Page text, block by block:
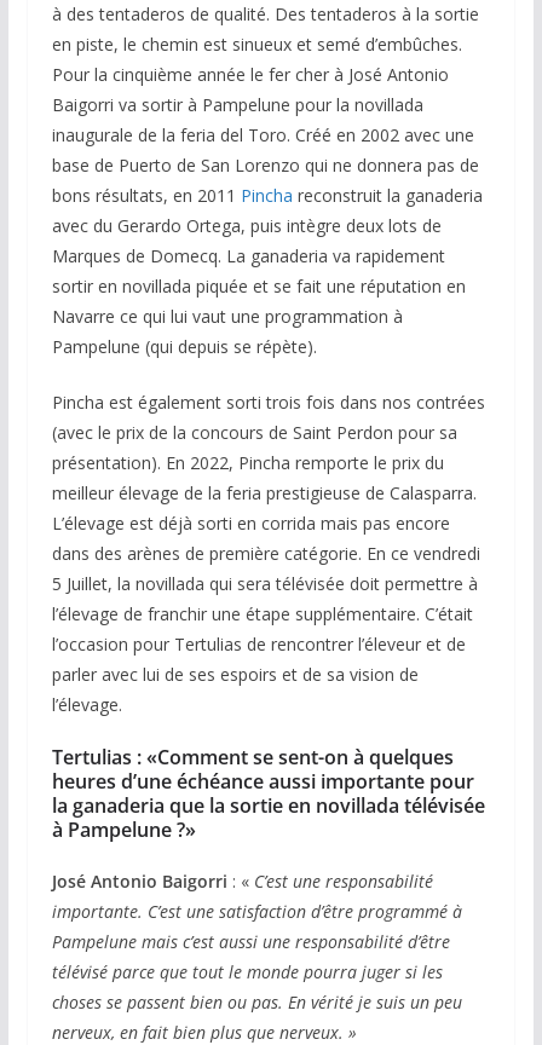
à des tentaderos de qualité. Des tentaderos à la sortie
en piste, le chemin est sinueux et semé d’embûches.
Pour la cinquième année le fer cher à José Antonio
Baigorri va sortir à Pampelune pour la novillada
inaugurale de la feria del Toro. Créé en 2002 avec une
base de Puerto de San Lorenzo qui ne donnera pas de
bons résultats, en 2011 Pincha reconstruit la ganaderia
avec du Gerardo Ortega, puis intègre deux lots de
Marques de Domecq. La ganaderia va rapidement
sortir en novillada piquée et se fait une réputation en
Navarre ce qui lui vaut une programmation à
Pampelune (qui depuis se répète).
Pincha est également sorti trois fois dans nos contrées
(avec le prix de la concours de Saint Perdon pour sa
présentation). En 2022, Pincha remporte le prix du
meilleur élevage de la feria prestigieuse de Calasparra.
L’élevage est déjà sorti en corrida mais pas encore
dans des arènes de première catégorie. En ce vendredi
5 Juillet, la novillada qui sera télévisée doit permettre à
l’élevage de franchir une étape supplémentaire. C’était
l’occasion pour Tertulias de rencontrer l’éleveur et de
parler avec lui de ses espoirs et de sa vision de
l’élevage.
Tertulias : «Comment se sent-on à quelques
heures d’une échéance aussi importante pour
la ganaderia que la sortie en novillada télévisée
à Pampelune ?»
José Antonio Baigorri : « C’est une responsabilité
importante. C’est une satisfaction d’être programmé à
Pampelune mais c’est aussi une responsabilité d’être
télévisé parce que tout le monde pourra juger si les
choses se passent bien ou pas. En vérité je suis un peu
nerveux, en fait bien plus que nerveux. »